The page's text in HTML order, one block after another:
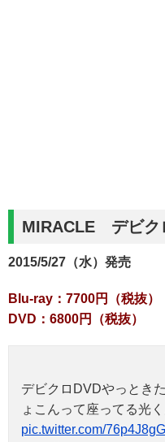
MIRACLE デビク
2015/5/27（水）発売
Blu-ray：7700円（税抜）
DVD：6800円（税抜）
デビクロDVDやっとき
ょこんって座ってる光
pic.twitter.com/